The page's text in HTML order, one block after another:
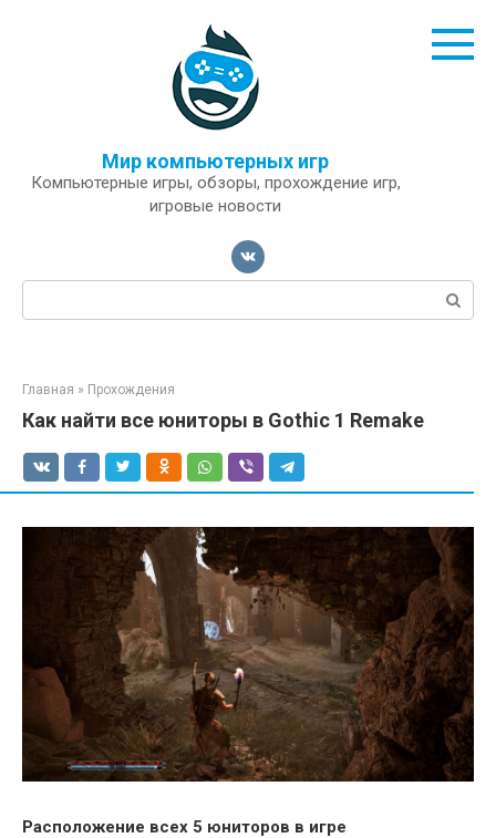
Мир компьютерных игр
Компьютерные игры, обзоры, прохождение игр,
игровые новости
Поиск:
Главная » Прохождения
Как найти все юниторы в Gothic 1 Remake
Расположение всех 5 юниторов в игре